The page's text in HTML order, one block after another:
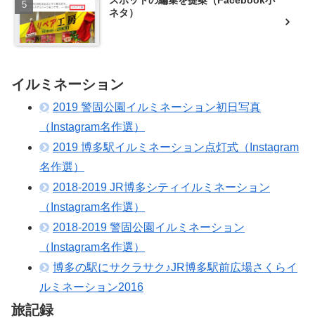
ネタ）
イルミネーション
2019 警固公園イルミネーション初日写真
（Instagram名作選）
2019 博多駅イルミネーション点灯式（Instagram
名作選）
2018-2019 JR博多シティイルミネーション
（Instagram名作選）
2018-2019 警固公園イルミネーション
（Instagram名作選）
博多の駅にサクラサク♪JR博多駅前広場さくらイ
ルミネーション2016
旅記録